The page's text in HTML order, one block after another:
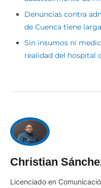
Denuncias contra
de Cuenca tiene
Sin insumos ni
realidad del hospital
Christian
Licenciado en